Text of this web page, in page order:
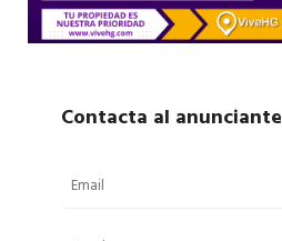
Contacta al anunciante